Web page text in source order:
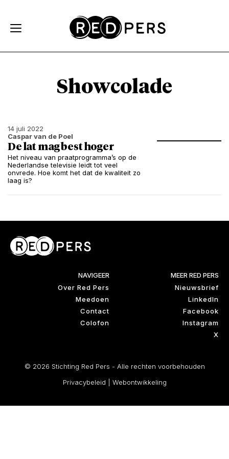
Showcolade
14 juli 2022
Caspar van de Poel
De lat mag best hoger
Het niveau van praatprogramma’s op de
Nederlandse televisie leidt tot veel
onvrede. Hoe komt het dat de kwaliteit zo
laag is?
NAVIGEER
Over Red Pers
Meedoen
Contact
Colofon
MEER RED PERS
Nieuwsbrief
LinkedIn
Facebook
Instagram
X
© 2026 Stichting Red Pers - Alle rechten voorbehouden
Privacybeleid
Webontwikkeling